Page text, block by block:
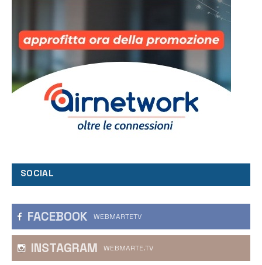
SOCIAL
FACEBOOK WEBMARTETV
INSTAGRAM WEBMARTE.TV